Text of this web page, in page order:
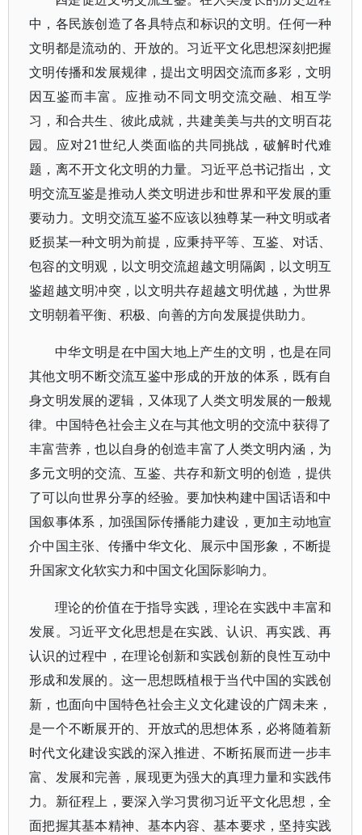
中，各民族创造了各具特点和标识的文明。任何一种
文明都是流动的、开放的。习近平文化思想深刻把握
文明传播和发展规律，提出文明因交流而多彩，文明
因互鉴而丰富。应推动不同文明交流交融、相互学
习，和合共生、彼此成就，共建美美与共的文明百花
园。应对21世纪人类面临的共同挑战，破解时代难
题，离不开文化文明的力量。习近平总书记指出，文
明交流互鉴是推动人类文明进步和世界和平发展的重
要动力。文明交流互鉴不应该以独尊某一种文明或者
贬损某一种文明为前提，应秉持平等、互鉴、对话、
包容的文明观，以文明交流超越文明隔阂，以文明互
鉴超越文明冲突，以文明共存超越文明优越，为世界
文明朝着平衡、积极、向善的方向发展提供助力。
中华文明是在中国大地上产生的文明，也是在同
其他文明不断交流互鉴中形成的开放的体系，既有自
身文明发展的逻辑，又体现了人类文明发展的一般规
律。中国特色社会主义在与其他文明的交流中获得了
丰富营养，也以自身的创造丰富了人类文明内涵，为
多元文明的交流、互鉴、共存和新文明的创造，提供
了可以向世界分享的经验。要加快构建中国话语和中
国叙事体系，加强国际传播能力建设，更加主动地宣
介中国主张、传播中华文化、展示中国形象，不断提
升国家文化软实力和中国文化国际影响力。
理论的价值在于指导实践，理论在实践中丰富和
发展。习近平文化思想是在实践、认识、再实践、再
认识的过程中，在理论创新和实践创新的良性互动中
形成和发展的。这一思想既植根于当代中国的实践创
新，也面向中国特色社会主义文化建设的广阔未来，
是一个不断展开的、开放式的思想体系，必将随着新
时代文化建设实践的深入推进、不断拓展而进一步丰
富、发展和完善，展现更为强大的真理力量和实践伟
力。新征程上，要深入学习贯彻习近平文化思想，全
面把握其基本精神、基本内容、基本要求，坚持实践